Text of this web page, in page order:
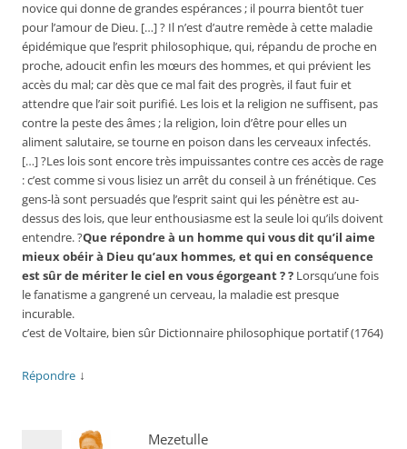
novice qui donne de grandes espérances ; il pourra bientôt tuer
pour l’amour de Dieu. […] ? Il n’est d’autre remède à cette maladie
épidémique que l’esprit philosophique, qui, répandu de proche en
proche, adoucit enfin les mœurs des hommes, et qui prévient les
accès du mal; car dès que ce mal fait des progrès, il faut fuir et
attendre que l’air soit purifié. Les lois et la religion ne suffisent, pas
contre la peste des âmes ; la religion, loin d’être pour elles un
aliment salutaire, se tourne en poison dans les cerveaux infectés.
[…] ?Les lois sont encore très impuissantes contre ces accès de rage
: c’est comme si vous lisiez un arrêt du conseil à un frénétique. Ces
gens-là sont persuadés que l’esprit saint qui les pénètre est au-
dessus des lois, que leur enthousiasme est la seule loi qu’ils doivent
entendre. ?Que répondre à un homme qui vous dit qu’il aime
mieux obéir à Dieu qu’aux hommes, et qui en conséquence
est sûr de mériter le ciel en vous égorgeant ? ? Lorsqu’une fois
le fanatisme a gangrené un cerveau, la maladie est presque
incurable.
c’est de Voltaire, bien sûr Dictionnaire philosophique portatif (1764)
Répondre ↓
Mezetulle